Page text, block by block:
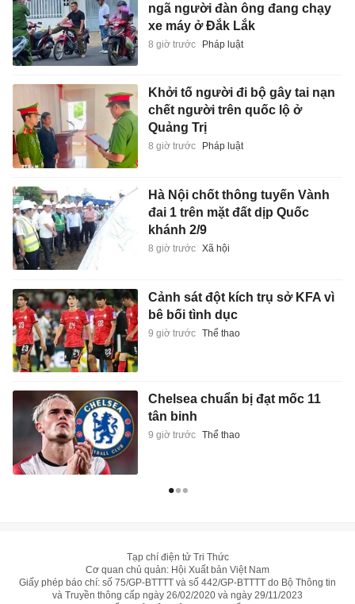
ngã người đàn ông đang chạy
xe máy ở Đắk Lắk
8 giờ trước Pháp luật
Khởi tố người đi bộ gây tai nạn
chết người trên quốc lộ ở
Quảng Trị
8 giờ trước Pháp luật
Hà Nội chốt thông tuyến Vành
đai 1 trên mặt đất dịp Quốc
khánh 2/9
8 giờ trước Xã hội
Cảnh sát đột kích trụ sở KFA vì
bê bối tình dục
9 giờ trước Thể thao
Chelsea chuẩn bị đạt mốc 11
tân binh
9 giờ trước Thể thao
Tạp chí điện tử Tri Thức
Cơ quan chủ quản: Hội Xuất bản Việt Nam
Giấy phép báo chí: số 75/GP-BTTTT và số 442/GP-BTTTT do Bộ Thông tin
và Truyền thông cấp ngày 26/02/2020 và ngày 29/11/2023